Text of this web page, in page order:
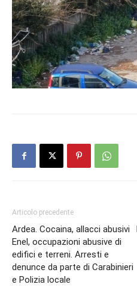
Articolo precedente
Ardea. Cocaina, allacci abusivi
Enel, occupazioni abusive di
edifici e terreni. Arresti e
denunce da parte di Carabinieri
e Polizia locale